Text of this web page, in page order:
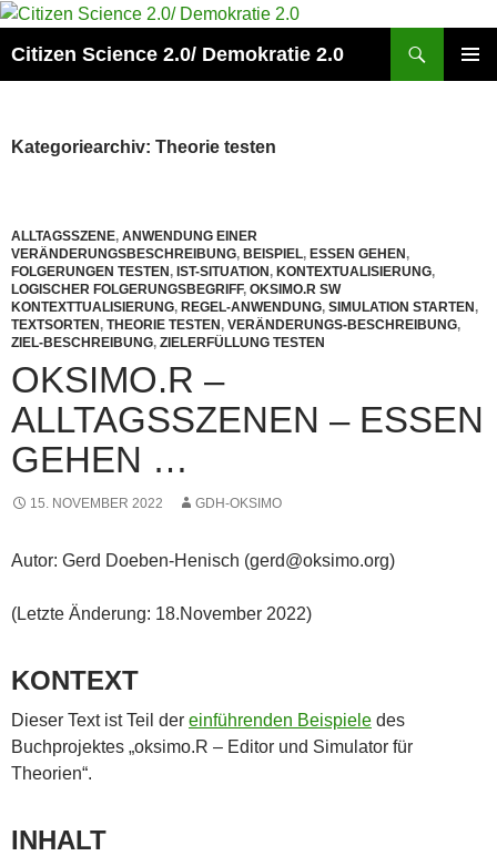
Zum
springen
Citizen Science 2.0/ Demokratie 2.0
Kategoriearchiv: Theorie testen
ALLTAGSSZENE, ANWENDUNG EINER
VERÄNDERUNGSBESCHREIBUNG, BEISPIEL, ESSEN GEHEN,
FOLGERUNGEN TESTEN, IST-SITUATION, KONTEXTUALISIERUNG,
LOGISCHER FOLGERUNGSBEGRIFF, OKSIMO.R SW
KONTEXTTUALISIERUNG, REGEL-ANWENDUNG, SIMULATION STARTEN,
TEXTSORTEN, THEORIE TESTEN, VERÄNDERUNGS-BESCHREIBUNG,
ZIEL-BESCHREIBUNG, ZIELERFÜLLUNG TESTEN
OKSIMO.R –
ALLTAGSSZENEN – ESSEN
GEHEN …
15. NOVEMBER 2022 GDH-OKSIMO
Autor: Gerd Doeben-Henisch (gerd@oksimo.org)
(Letzte Änderung: 18.November 2022)
KONTEXT
Dieser Text ist Teil der einführenden Beispiele des
Buchprojektes „oksimo.R – Editor und Simulator für
Theorien“.
INHALT